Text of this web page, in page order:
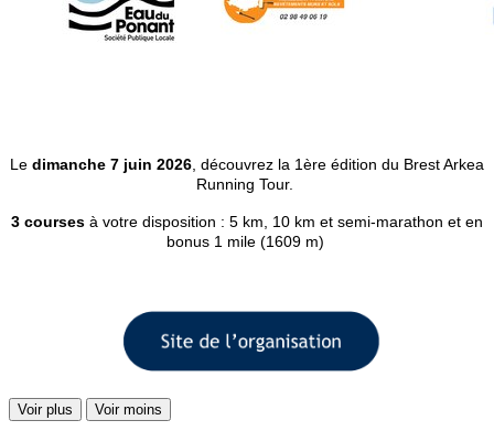
Le dimanche 7 juin 2026 , découvrez la 1ère édition du Brest Arkea
Running Tour.
3 courses à votre disposition : 5 km, 10 km et semi-marathon et en
bonus 1 mile (1609 m)
Voir plus Voir moins